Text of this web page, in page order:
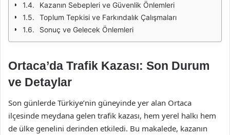
Kazanın Sebepleri ve Güvenlik Önlemleri
Toplum Tepkisi ve Farkındalık Çalışmaları
Sonuç ve Gelecek Önlemleri
Ortaca’da Trafik Kazası: Son Durum
ve Detaylar
Son günlerde Türkiye’nin güneyinde yer alan Ortaca
ilçesinde meydana gelen trafik kazası, hem yerel halkı hem
de ülke genelini derinden etkiledi. Bu makalede, kazanın